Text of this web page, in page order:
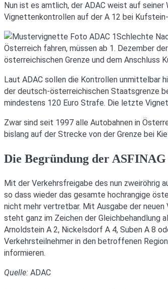
Nun ist es amtlich, der ADAC weist auf
Vignettenkontrollen auf der A 12 bei
Schlechte
Österreich fahren, müssen ab 1. Dezember
österreichischen Grenze und dem Anschluss
Laut ADAC sollen die Kontrollen unmittelbar
der deutsch-österreichischen Staatsgrenze
mindestens 120 Euro Strafe. Die letzte
Zwar sind seit 1997 alle Autobahnen in
bislang auf der Strecke von der Grenze bei
Die Begründung der
Mit der Verkehrsfreigabe des nun zweiröhrig
so dass wieder das gesamte hochrangige
nicht mehr vertretbar. Mit Ausgabe der
steht ganz im Zeichen der Gleichbehandlung
Arnoldstein A 2, Nickelsdorf A 4, Suben A 8
Verkehrsteilnehmer in den betroffenen
informieren.
Quelle: ADAC